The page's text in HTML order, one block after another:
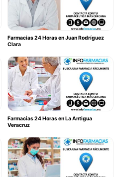
Farmacias 24 Horas en Juan Rodríguez
Clara
Farmacias 24 Horas en La Antigua
Veracruz